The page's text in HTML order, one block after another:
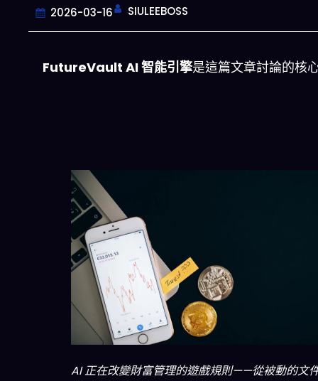
2026-03-16 SIULEEBOSS
FutureVault AI 智能引擎是這篇文章討論的核
AI 正在改變財富管理的遊戲規則——從被動的文